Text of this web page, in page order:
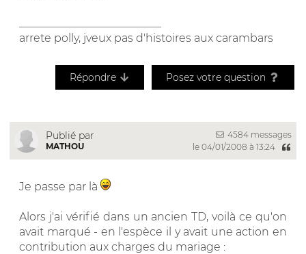
arrete polly, jveux pas d'histoires aux carambars
Répondre Posez votre question
Publié par
MATHOU
4584 messages
le 04/01/2008 à 13:24
Je passe par là
Alors j'ai vérifié dans un ancien TD, voilà ce qu'on
avait marqué - en l'espèce il y avait une action en
contribution aux charges du mariage :